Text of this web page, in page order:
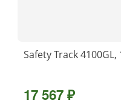
Safety Track
17 567 ₽